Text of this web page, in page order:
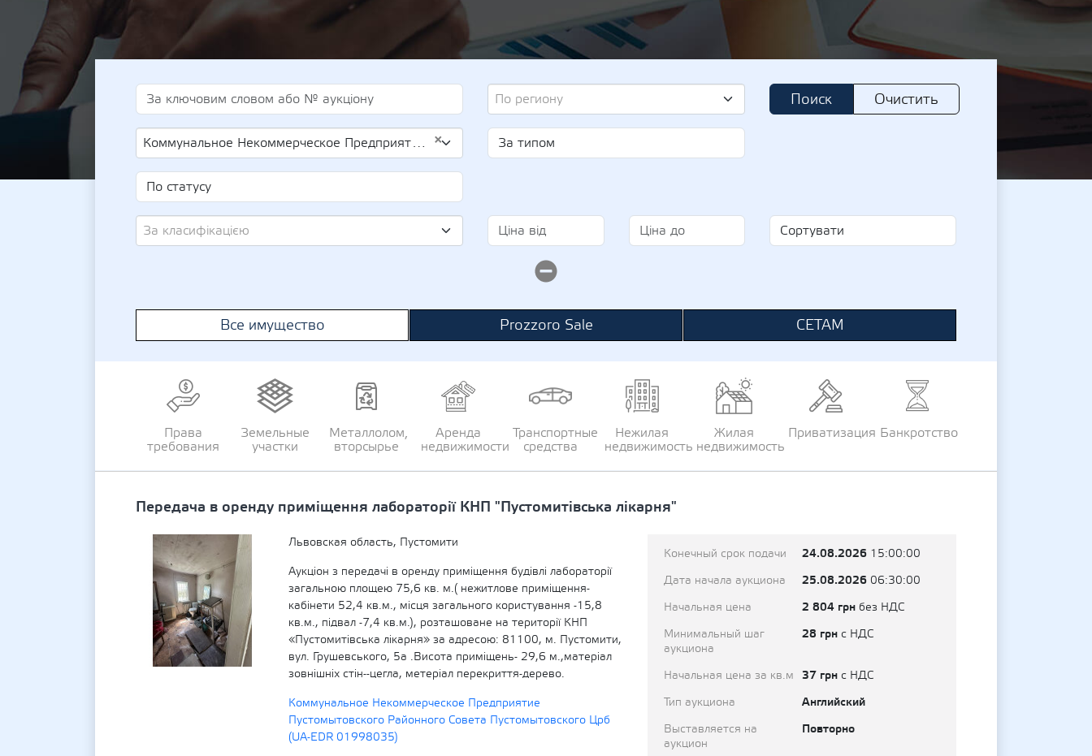
По региону Поиск Очистить
×
Коммунальное Некоммерческое Предприятие Пустомытовского Районного Совета Пустомытовского Црб (UA-EDR 01998035)
За класифікацією
Все имущество Prozzoro Sale СЕТАМ
Права
требования
Земельные
участки
Металлолом,
вторсырье
Аренда
недвижимости
Транспортные
средства
Нежилая
недвижимость
Жилая
недвижимость
Приватизация Банкротство
Передача в оренду приміщення лабораторії КНП "Пустомитівська лікарня"
Львовская область, Пустомити
Аукціон з передачі в оренду приміщення будівлі лабораторії
загальною площею 75,6 кв. м.( нежитлове приміщення-
кабінети 52,4 кв.м., місця загального користування -15,8
кв.м., підвал -7,4 кв.м.), розташоване на території КНП
«Пустомитівська лікарня» за адресою: 81100, м. Пустомити,
вул. Грушевського, 5а .Висота приміщень- 29,6 м.,матеріал
зовнішніх стін--цегла, метеріал перекриття-дерево.
Коммунальное Некоммерческое Предприятие
Пустомытовского Районного Совета Пустомытовского Црб
(UA-EDR 01998035)
Конечный срок подачи 24.08.2026 15:00:00
Дата начала аукциона
25.08.2026 06:30:00
Начальная цена
2 804 грн без НДС
Минимальный шаг
аукциона
28 грн с НДС
Начальная цена за кв.м 37 грн с НДС
Тип аукциона
Английский
Выставляется на
аукцион
Повторно